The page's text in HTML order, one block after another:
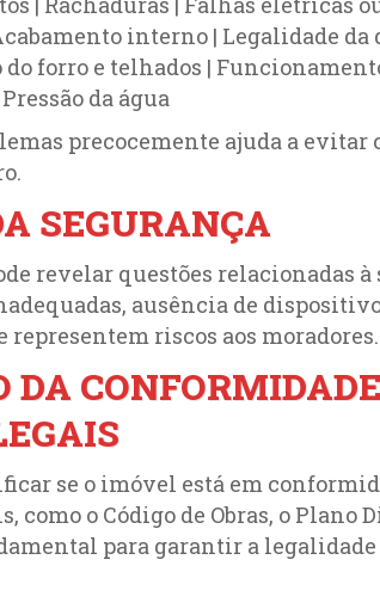
interno | Legalidade da
do forro e telhados |
da água
precocemente ajuda a
SEGURANÇA
revelar questões relacionadas
ausência de
riscos aos moradores.
DA
se o imóvel está em
como o Código de Obras, o Plano
para garantir a